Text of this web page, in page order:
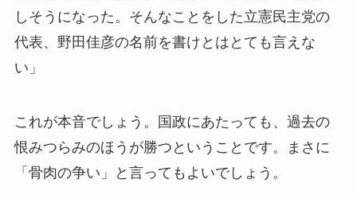
しそうになった。そんなことをした立憲民主党の
代表、野田佳彦の名前を書けとはとても言えな
い」
これが本音でしょう。国政にあたっても、過去の
恨みつらみのほうが勝つということです。まさに
「骨肉の争い」と言ってもよいでしょう。